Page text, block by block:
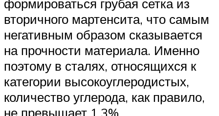
формироваться грубая сетка из
вторичного мартенсита, что самым
негативным образом сказывается
на прочности материала. Именно
поэтому в сталях, относящихся к
категории высокоуглеродистых,
количество углерода, как правило,
не превышает 1,3%.